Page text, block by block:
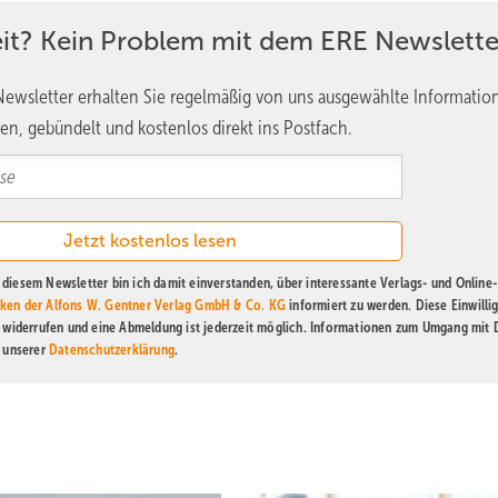
absichern, dass nicht Spekulationen auf
bestimmen, was Seewindparkbetreiber für ihren Strom
der Staat die Differenz ausgleicht? Und bei
sie ihre Ausbauziele wirklich erreichen wollen, müssen sie dafür
Differenzverträge gesicherte Projekte bauen. Und dass jährlich 5
so entscheidend sein?
Kein Problem mit dem ERE
erhalten Sie regelmäßig von uns ausgewählte
gebündelt und kostenlos direkt ins Postfach.
diesem Newsletter bin ich damit einverstanden, über interessante Verlags- und Online-
der Alfons W. Gentner Verlag GmbH & Co. KG informiert zu werden. Diese
und eine Abmeldung ist jederzeit möglich. Informationen zum Umgang mit
Datenschutzerklärung.